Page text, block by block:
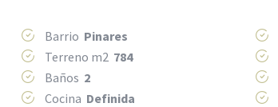
Barrio Pinares
Terreno m2 784
Baños 2
Cocina Definida